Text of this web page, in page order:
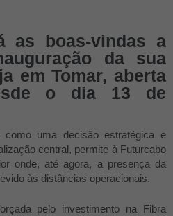
as boas-vindas a
da sua
em Tomar, aberta
o dia 13 de
uma decisão estratégica e
central, permite à Futurcabo
onde, até agora, a presença da
às distâncias operacionais.
pelo investimento na Fibra